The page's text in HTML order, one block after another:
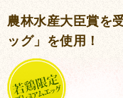
農林水産大臣賞を
ッグ」を使用！